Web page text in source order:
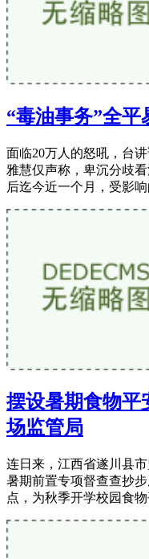
“毒油事务”全平
面临20万人的怒吼，台
雅慧仅声称，卑沉分歧
后迄今近一个月，受影
摆设暑期食物平
场监管局
连日来，江西省遂川县
暑期前置专项督查查抄
点，为秋季开学校园食